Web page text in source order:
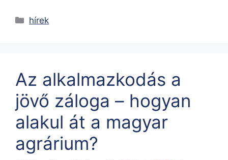
hírek
Az alkalmazkodás a
jövő záloga – hogyan
alakul át a magyar
agrárium?